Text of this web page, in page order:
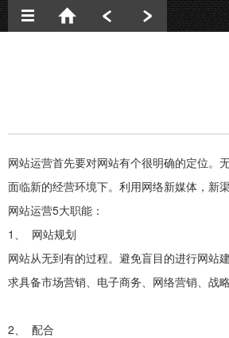
网站优化
签约动态
网站运营首先要对网站有个很明确的定位。
面临新的经营环境下。利用网络新媒体，新
网站运营5大职能：
1、 网站规划
网站从无到有的过程。避免盲目的进行网站
求具备市场营销、电子商务、网络营销、战
2、 配合